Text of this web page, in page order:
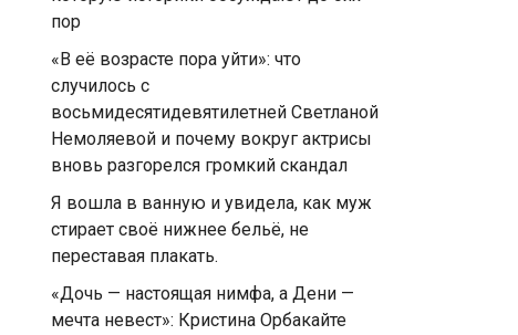
пор
«В её возрасте пора уйти»: что
случилось с
восьмидесятидевятилетней Светланой
Немоляевой и почему вокруг актрисы
вновь разгорелся громкий скандал
Я вошла в ванную и увидела, как муж
стирает своё нижнее бельё, не
переставая плакать.
«Дочь — настоящая нимфа, а Дени —
мечта невест»: Кристина Орбакайте